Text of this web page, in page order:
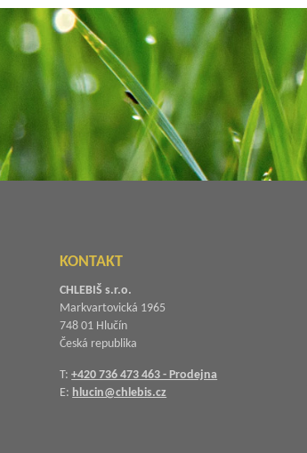
KONTAKT
CHLEBIŠ s.r.o.
Markvartovická 1965
748 01 Hlučín
Česká republika
T:+420 736 473 463 - Prodejna
E: hlucin@chlebis.cz